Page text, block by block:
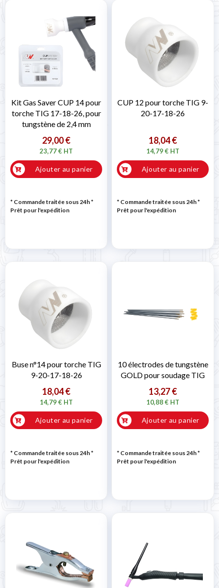
Kit Gas Saver CUP 14 pour
torche TIG 17-18-26, pour
tungstène de 2,4 mm
29,00 €
23,77 € HT
Ajouter au panier
* Commande traitée sous 24h*
Prêt pour l'expédition
CUP 12 pour torche TIG 9-
20-17-18-26
18,04 €
14,79 € HT
Ajouter au panier
* Commande traitée sous 24h*
Prêt pour l'expédition
Buse n°14 pour torche TIG
9-20-17-18-26
18,04 €
14,79 € HT
Ajouter au panier
* Commande traitée sous 24h*
Prêt pour l'expédition
10 électrodes de tungstène
GOLD pour soudage TIG
13,27 €
10,88 € HT
Ajouter au panier
* Commande traitée sous 24h*
Prêt pour l'expédition